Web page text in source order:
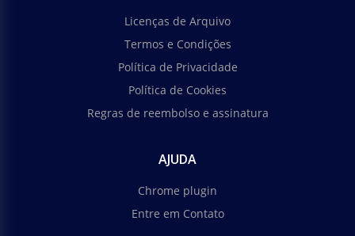
Licenças de Arquivo
Termos e Condições
Política de Privacidade
Política de Cookies
Regras de reembolso e assinatura
AJUDA
Chrome plugin
Entre em Contato